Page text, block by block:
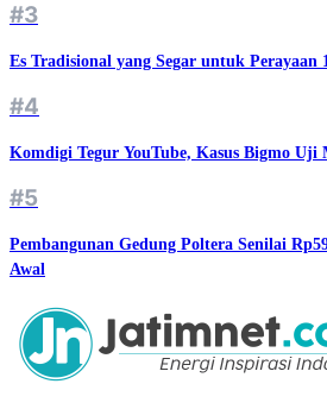
#3
Es Tradisional yang Segar untuk Perayaan
#4
Komdigi Tegur YouTube, Kasus Bigmo Uji
#5
Pembangunan Gedung Poltera Senilai
Awal